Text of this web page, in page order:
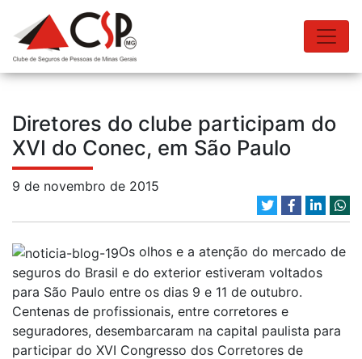
Diretores do clube participam do
XVI do Conec, em São Paulo
9 de novembro de 2015
Os olhos e a atenção do mercado de
seguros do Brasil e do exterior estiveram voltados
para São Paulo entre os dias 9 e 11 de outubro.
Centenas de profissionais, entre corretores e
seguradores, desembarcaram na capital paulista para
participar do XVI Congresso dos Corretores de